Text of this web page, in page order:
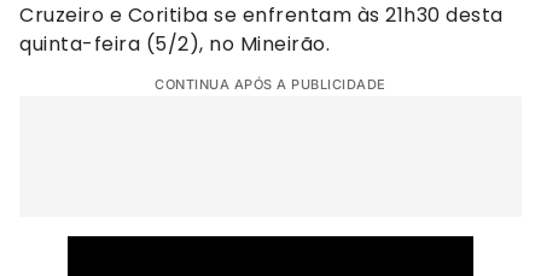
Cruzeiro e Coritiba se enfrentam às 21h30 desta
quinta-feira (5/2), no Mineirão.
CONTINUA APÓS A PUBLICIDADE